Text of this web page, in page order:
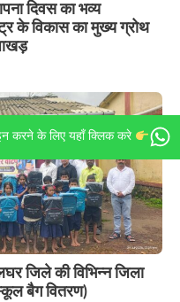
करने के लिए यहाँ क्लिक करे
दिवस का भव्य
के विकास का मुख्य ग्रोथ
जिले की विभिन्न जिला
बैग वितरण)